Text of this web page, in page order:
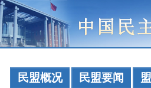
民盟概况 民盟要闻